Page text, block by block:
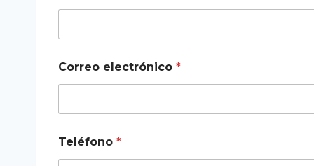
Correo electrónico *
l
e
Teléfono *